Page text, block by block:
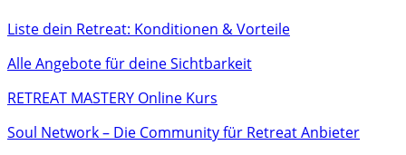
Liste dein Retreat: Konditionen & Vorteile
Alle Angebote für deine Sichtbarkeit
RETREAT MASTERY Online Kurs
Soul Network – Die Community für Retreat Anbieter